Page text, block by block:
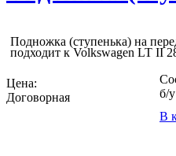
Подножка (ступенька) на
подходит к Volkswagen LT II
Цена:
Договорная
б/у
В